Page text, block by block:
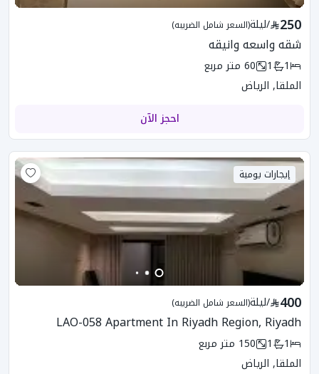
250
/ليلة(السعر شامل الضريبه)
شقه واسعه وانيقه
1
1
60 متر مربع
الملقا, الرياض
احجز الآن
إيجارات يومية
400
/ليلة(السعر شامل الضريبه)
LAO-058 Apartment In Riyadh Region, Riyadh
1
1
150 متر مربع
الملقا, الرياض